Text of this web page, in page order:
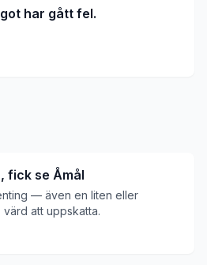
har gått fel.
fick se Åmål
— även en liten eller
att uppskatta.